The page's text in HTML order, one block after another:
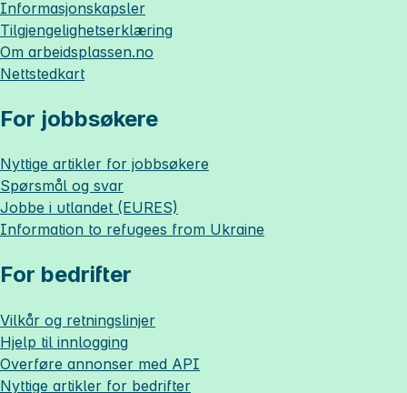
Informasjonskapsler
Tilgjengelighetserklæring
Om arbeidsplassen.no
Nettstedkart
For jobbsøkere
Nyttige artikler for jobbsøkere
Spørsmål og svar
Jobbe i utlandet (EURES)
Information to refugees from Ukraine
For bedrifter
Vilkår og retningslinjer
Hjelp til innlogging
Overføre annonser med API
Nyttige artikler for bedrifter